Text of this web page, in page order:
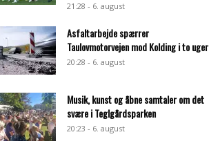
21:28 - 6. august
Asfaltarbejde spærrer
Taulovmotorvejen mod Kolding i to uger
20:28 - 6. august
Musik, kunst og åbne samtaler om det
svære i Teglgårdsparken
20:23 - 6. august